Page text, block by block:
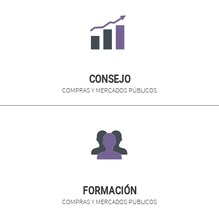
CONSEJO
COMPRAS Y MERCADOS PÚBLICOS
FORMACIÓN
COMPRAS Y MERCADOS PÚBLICOS